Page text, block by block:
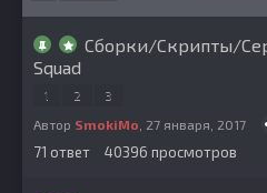
Сборки/Скрипты/
Squad
1 2 3
Автор SmokiMo 27 января, 2017
71 ответ 40396 просмотров